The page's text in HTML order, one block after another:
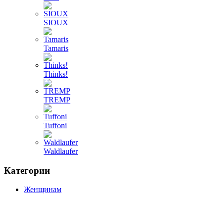
SIOUX
Tamaris
Thinks!
TREMP
Tuffoni
Waldlaufer
Категории
Женщинам